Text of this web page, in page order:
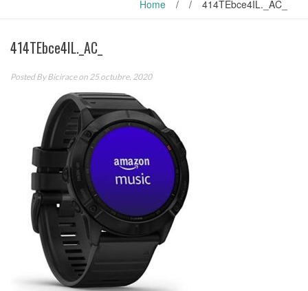
Home / / 414TEbce4IL._AC_
414TEbce4IL._AC_
Posted ByBiciraceon 25 octubre, 2020